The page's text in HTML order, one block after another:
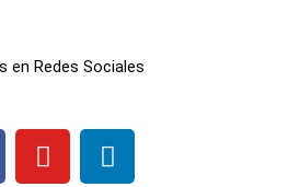
en Redes Sociales
I
n
L
i